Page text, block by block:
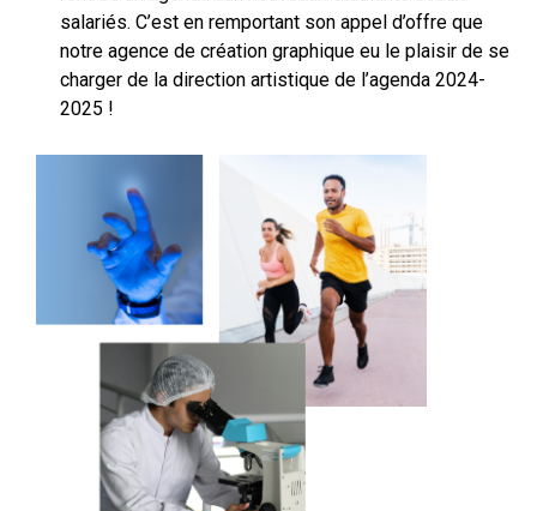
salariés. C’est en remportant son appel d’offre que
notre agence de création graphique eu le plaisir de se
charger de la direction artistique de l’agenda 2024-
2025 !